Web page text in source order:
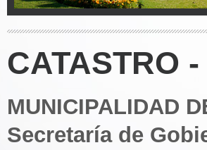
CATASTRO
MUNICIPALIDAD
Secretaría de